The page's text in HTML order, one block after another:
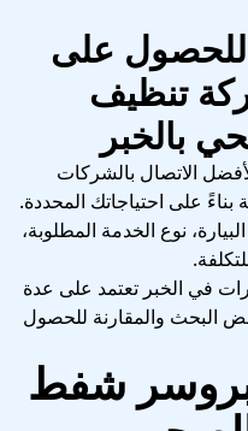
للحصول على
تنظيف
بالخبر
الاتصال بالشركات
على احتياجاتك المحددة.
نوع الخدمة المطلوبة،
في الخبر تعتمد على عدة
البحث والمقارنة للحصول
شفط